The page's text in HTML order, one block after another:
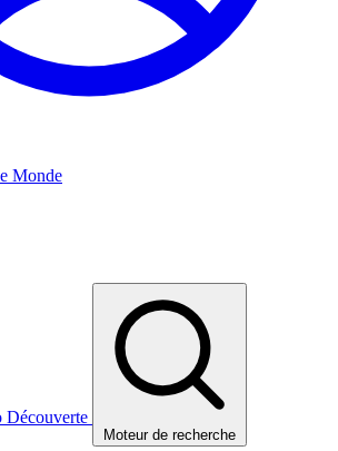
Monde
Découverte
Moteur de recherche